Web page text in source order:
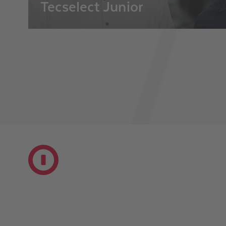
Tecselect Junior
Eine Wunderwaffe gegen Fachkräftemangel